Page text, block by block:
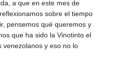
a que en este mes de
sobre el tiempo
pensemos qué queremos y
que ha sido la Vinotinto el
venezolanos y eso no lo